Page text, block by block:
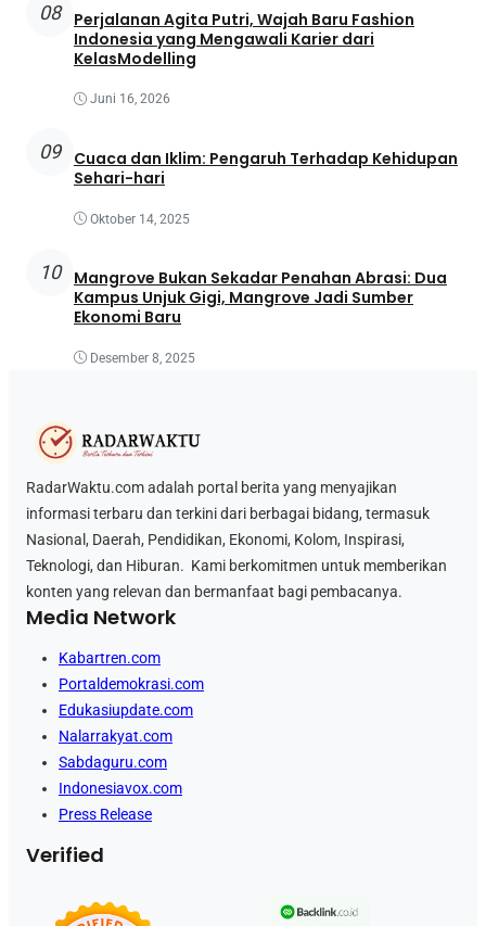
08
Perjalanan Agita Putri, Wajah Baru Fashion
Indonesia yang Mengawali Karier dari
KelasModelling
Juni 16, 2026
09
Cuaca dan Iklim: Pengaruh Terhadap Kehidupan
Sehari-hari
Oktober 14, 2025
10
Mangrove Bukan Sekadar Penahan Abrasi: Dua
Kampus Unjuk Gigi, Mangrove Jadi Sumber
Ekonomi Baru
Desember 8, 2025
RadarWaktu.com adalah portal berita yang menyajikan
informasi terbaru dan terkini dari berbagai bidang, termasuk
Nasional, Daerah, Pendidikan, Ekonomi, Kolom, Inspirasi,
Teknologi, dan Hiburan. Kami berkomitmen untuk memberikan
konten yang relevan dan bermanfaat bagi pembacanya.
Media Network
Kabartren.com
Portaldemokrasi.com
Edukasiupdate.com
Nalarrakyat.com
Sabdaguru.com
Indonesiavox.com
Press Release
Verified